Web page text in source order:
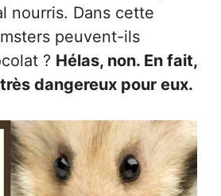
nourris. Dans cette
peuvent-ils
? Hélas, non. En fait,
dangereux pour eux.